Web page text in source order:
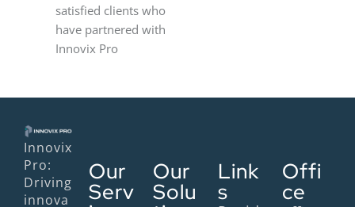
satisfied clients who
have partnered with
Innovix Pro
Innovix
Pro:
Driving
innova
Our
Serv
Our
Solu
Link
s
Offi
ce